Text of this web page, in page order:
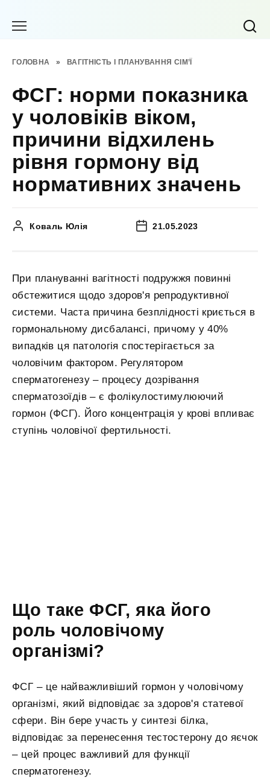
ГОЛОВНА » ВАГІТНІСТЬ І ПЛАНУВАННЯ СІМ’Ї
ФСГ: норми показника
у чоловіків віком,
причини відхилень
рівня гормону від
нормативних значень
Коваль Юлія 21.05.2023
При плануванні вагітності подружжя повинні
обстежитися щодо здоров'я репродуктивної
системи. Часта причина безплідності криється в
гормональному дисбалансі, причому у 40%
випадків ця патологія спостерігається за
чоловічим фактором. Регулятором
сперматогенезу – процесу дозрівання
сперматозоїдів – є фолікулостимулюючий
гормон (ФСГ). Його концентрація у крові впливає
ступінь чоловічої фертильності.
Що таке ФСГ, яка його
роль чоловічому
організмі?
ФСГ – це найважливіший гормон у чоловічому
організмі, який відповідає за здоров'я статевої
сфери. Він бере участь у синтезі білка,
відповідає за перенесення тестостерону до яєчок
– цей процес важливий для функції
сперматогенезу.